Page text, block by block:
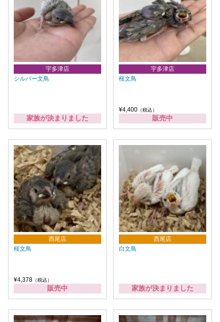
宇多津店
シルバー文鳥
家族が決まりました
宇多津店
桜文鳥
¥4,400 （税込）
販売中
西尾店
桜文鳥
¥4,378 （税込）
販売中
西尾店
白文鳥
家族が決まりました